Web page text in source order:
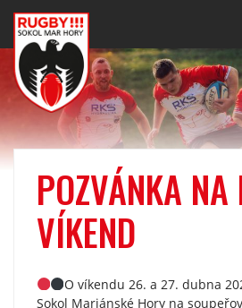
POZVÁNKA NA
VÍKEND
O víkendu 26. a 27. dubna
Sokol Mariánské Hory na